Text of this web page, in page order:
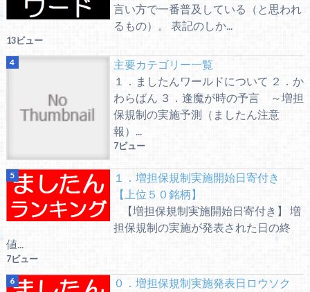
言い方で一番普及している（と思われ
るもの）。 表記のしか...
13ビュー
主要カテゴリー一覧
１．ましたんワールドについて ２．か
わらばん ３．逢魔が時の予言 ～増担
保規制の実施予測（ましたん注意
報）...
7ビュー
１．増担保規制実施開始日寄付き
【上位５０銘柄】
【増担保規制実施開始日寄付き】 増
担保規制の実施が発表された日の終
値...
7ビュー
０．増担保規制実施発表日ロウソク